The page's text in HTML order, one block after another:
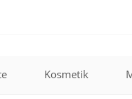
Kosmetik